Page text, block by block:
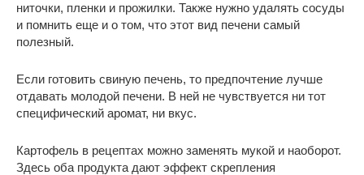
ниточки, пленки и прожилки. Также нужно удалять сосуды
и помнить еще и о том, что этот вид печени самый
полезный.
Если готовить свиную печень, то предпочтение лучше
отдавать молодой печени. В ней не чувствуется ни тот
специфический аромат, ни вкус.
Картофель в рецептах можно заменять мукой и наоборот.
Здесь оба продукта дают эффект скрепления